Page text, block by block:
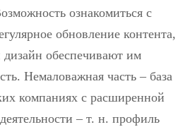
ознакомиться с
обновление контента,
обеспечивают им
Немаловажная часть – база
компаниях с расширенной
– т. н. профиль